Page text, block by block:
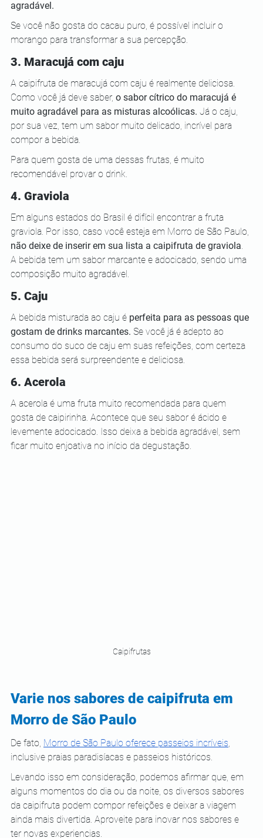
agradável.
Se você não gosta do cacau puro, é possível incluir o
morango para transformar a sua percepção.
3. Maracujá com caju
A caipifruta de maracujá com caju é realmente deliciosa.
Como você já deve saber, o sabor cítrico do maracujá é
muito agradável para as misturas alcoólicas. Já o caju,
por sua vez, tem um sabor muito delicado, incrível para
compor a bebida.
Para quem gosta de uma dessas frutas, é muito
recomendável provar o drink.
4. Graviola
Em alguns estados do Brasil é difícil encontrar a fruta
graviola. Por isso, caso você esteja em Morro de São Paulo,
não deixe de inserir em sua lista a caipifruta de graviola.
A bebida tem um sabor marcante e adocicado, sendo uma
composição muito agradável.
5. Caju
A bebida misturada ao caju é perfeita para as pessoas que
gostam de drinks marcantes. Se você já é adepto ao
consumo do suco de caju em suas refeições, com certeza
essa bebida será surpreendente e deliciosa.
6. Acerola
A acerola é uma fruta muito recomendada para quem
gosta de caipirinha. Acontece que seu sabor é ácido e
levemente adocicado. Isso deixa a bebida agradável, sem
ficar muito enjoativa no início da degustação.
Caipifrutas
Varie nos sabores de caipifruta em
Morro de São Paulo
De fato, Morro de São Paulo oferece passeios incríveis,
inclusive praias paradisíacas e passeios históricos.
Levando isso em consideração, podemos afirmar que, em
alguns momentos do dia ou da noite, os diversos sabores
da caipifruta podem compor refeições e deixar a viagem
ainda mais divertida. Aproveite para inovar nos sabores e
ter novas experiencias.